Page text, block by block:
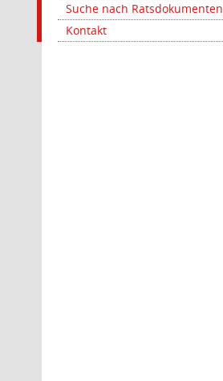
Suche nach Ratsdokumenten
Kontakt